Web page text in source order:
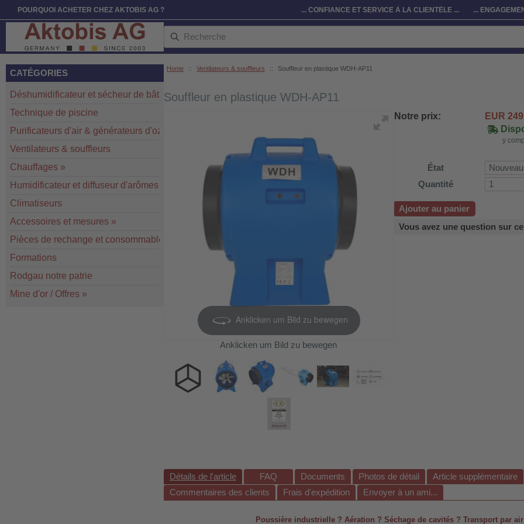
POURQUOI ACHETER CHEZ AKTOBIS AG ? ... CONFIANCE ET SERVICE À LA CLIENTÈLE ... ...
Home :: Ventilateurs & souffleurs :: Souffleur en plastique WDH-AP11
Souffleur en plastique WDH-AP11
Anklicken um Bild zu bewegen
Anklicken um Bild zu bewegen
Notre prix: EUR
y
État
Quantité
Ajouter au panier
Vous avez une question sur
Détails de l'article FAQ Documents Photos de détail
Article supplémentaire
Commentaires des clients
Frais d'expédition Envoyer à un ami...
Poussière industrielle ? Aération ? Séchage de cavités ? Transport par
CATÉGORIES
Déshumidificateur et sécheur de bâtiment »
Technique de piscine
Purificateurs d'air & générateurs d'ozone
Ventilateurs & souffleurs
Chauffages »
Humidificateur et diffuseur d'arômes
Climatiseurs
Accessoires et mesures »
Pièces de rechange et consommables
Formations
Rodgau notre patrie
Mine d'or / Offres »